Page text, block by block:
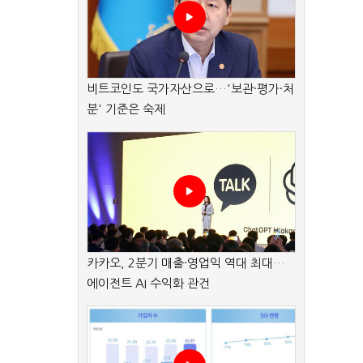
비트코인도 국가자산으로…'보관·평가·처
분' 기준은 숙제
카카오, 2분기 매출·영업익 역대 최대…
에이전트 AI 수익화 관건